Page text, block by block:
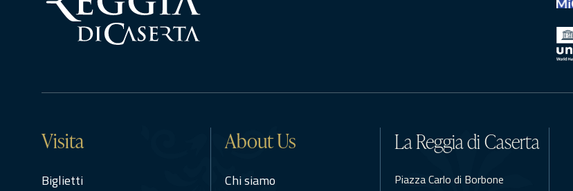
Visita
Biglietti
About Us
Chi siamo
La Reggia di Caserta
Piazza Carlo di Borbone